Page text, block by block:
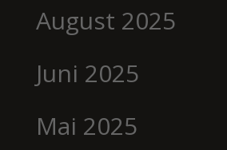
August 2025
Juni 2025
Mai 2025